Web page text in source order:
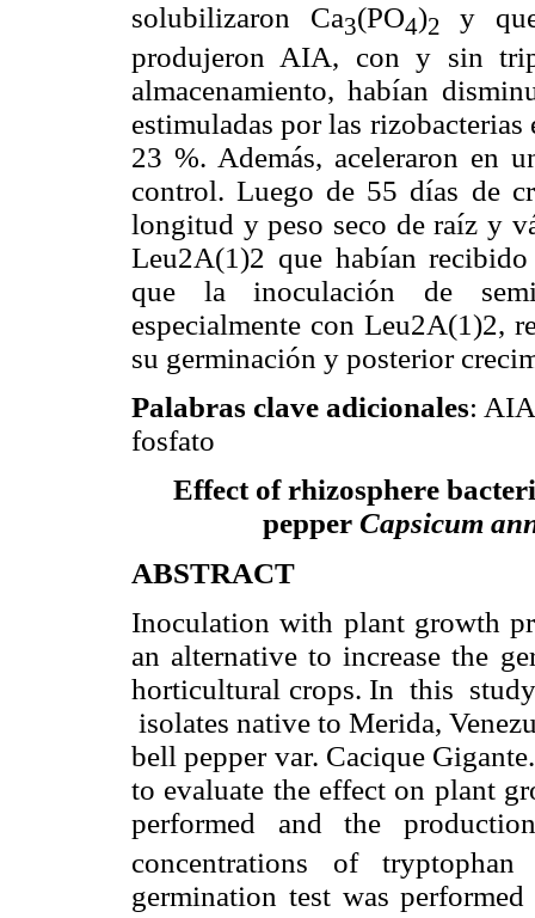
solubilizaron Ca3(PO4)2 y
produjeron AIA, con y sin
almacenamiento, habían
estimuladas por las
23 %. Además, aceleraron en
control. Luego de 55 días de
longitud y peso seco de raíz y
Leu2A(1)2 que habían
que la inoculación de
especialmente con Leu2A(1)2,
su germinación y posterior
Palabras clave adicionales:
fosfato
Effect of rhizosphere
pepper Capsicum
ABSTRACT
Inoculation with plant growth
an alternative to increase the
horticultural crops. In this
isolates native to Merida,
bell pepper var. Cacique
to evaluate the effect on plant
performed and the
concentrations of
germination test was